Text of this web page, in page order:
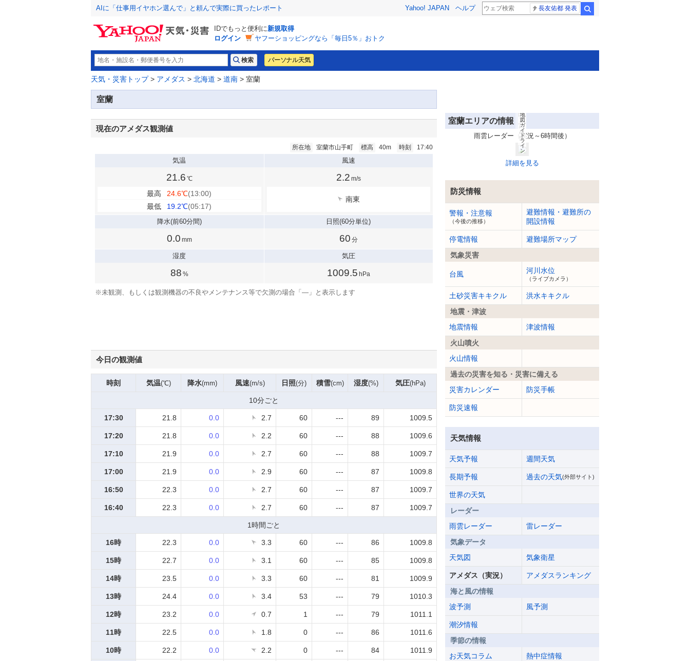
AIに「仕事用イヤホン選んで」と頼んで実際に買ったレポート Yahoo! JAPAN ヘルプ 長友佑都 発表
IDでもっと便利に新規取得
ログイン
ヤフーショッピングなら「毎日5％」おトク
パーソナル天気
天気・災害トップ> アメダス > 北海道 > 道南 > 室蘭
室蘭
現在のアメダス観測値
所在地 室蘭市山手町 標高 40m 時刻 17:40
気温
21.6 ℃
最高 24.6℃(13:00)
最低
19.2℃(05:17)
風速
2.2 m/s
南東
降水(前60分間)
0.0 mm
日照(60分単位)
60 分
湿度
88 %
気圧
1009.5 hPa
※ 未観測、もしくは観測機器の不良やメンテナンス等で欠測の場合「—」と表示します
今日の観測値
時刻 気温(℃) 降水(mm) 風速(m/s) 日照(分) 積雪(cm) 湿度(%) 気圧(hPa)
10分ごと
17:30 21.8 0.0 2.7 60 --- 89 1009.5
17:20 21.8 0.0 2.2 60 --- 88 1009.6
17:10 21.9 0.0 2.7 60 --- 88 1009.7
17:00 21.9 0.0 2.9 60 --- 87 1009.8
16:50 22.3 0.0 2.7 60 --- 87 1009.7
16:40 22.3 0.0 2.7 60 --- 87 1009.7
1時間ごと
16時 22.3 0.0 3.3 60 --- 86 1009.8
15時 22.7 0.0 3.1 60 --- 85 1009.8
14時 23.5 0.0 3.3 60 --- 81 1009.9
13時 24.4 0.0 3.4 53 --- 79 1010.3
12時 23.2 0.0 0.7 1 --- 79 1011.1
11時 22.5 0.0 1.8 0 --- 86 1011.6
10時 22.2 0.0 2.2 0 --- 84 1011.9
室蘭エリアの情報
雨雲レーダー（実況～6時間後）
日
1
7:
4
5
(C
地
図
ガ
イ
ド
ラ
イ
ン
詳細を見る
防災情報
警報・注意報
（今後の推移）
避難情報・避難所の
開設情報
停電情報
避難場所マップ
気象災害
台風 河川水位
（ライブカメラ）
土砂災害キキクル
洪水キキクル
地震・津波
地震情報
津波情報
火山噴火
火山情報
過去の災害を知る・災害に備える
災害カレンダー
防災手帳
防災速報
天気情報
天気予報 週間天気
長期予報 過去の天気(外部サイト)
世界の天気
レーダー
雨雲レーダー
雷レーダー
気象データ
天気図
気象衛星
アメダス（実況）
アメダスランキング
海と風の情報
波予測
風予測
潮汐情報
季節の情報
お天気コラム
熱中症情報